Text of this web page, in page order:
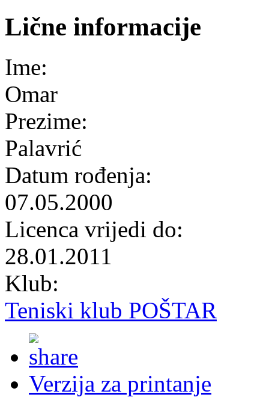
Lične informacije
Ime:
Omar
Prezime:
Palavrić
Datum rođenja:
07.05.2000
Licenca vrijedi do:
28.01.2011
Klub:
Teniski klub POŠTAR
Verzija za printanje